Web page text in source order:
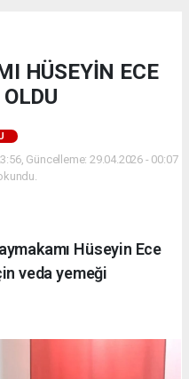
HÜSEYİN ECE
Güncelleme: 29.04.2026 - 00:07
Hüseyin Ece
veda yemeği